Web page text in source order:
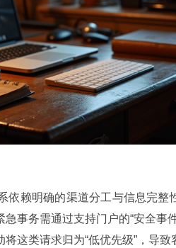
依赖明确的渠道分工与信息完整
事务需通过支持门户的“安全事
这类请求归为“低优先级”，导